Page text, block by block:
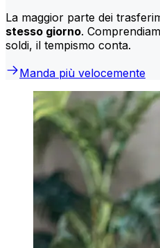
La maggior parte dei
stesso giorno.
soldi, il tempismo conta.
Manda più velocemente